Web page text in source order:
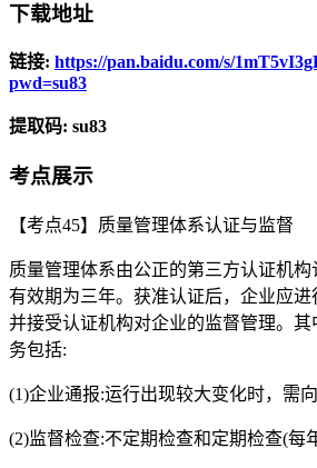
下载地址
链接: https://pan.baidu.com/s/
pwd=su83
提取码: su83
考点展示
【考点45】质量管理体系认证与监督
质量管理体系由公正的第三方认证机
有效期为三年。获准认证后，企业应进
并接受认证机构对企业的监督管理。
务包括:
(1)企业通报:运行出现较大变化时，需
(2)监督检查:不定期检查和定期检查(每